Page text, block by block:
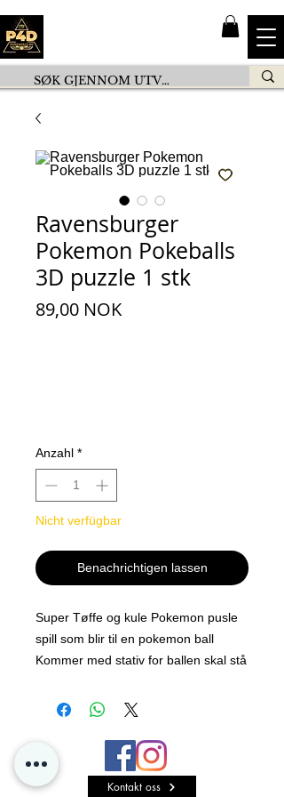
Ravensburger
Pokemon Pokeballs
3D puzzle 1 stk
89,00 NOKPreis
Anzahl *
Nicht verfügbar
Benachrichtigen lassen
Super Tøffe og kule Pokemon pusle
spill som blir til en pokemon ball
Kommer med stativ for ballen skal stå
Kontakt oss